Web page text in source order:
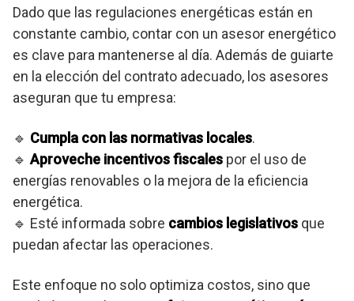
Dado que las regulaciones energéticas están en
constante cambio, contar con un asesor energético
es clave para mantenerse al día. Además de guiarte
en la elección del contrato adecuado, los asesores
aseguran que tu empresa:
🔹 Cumpla con las normativas locales.
🔹 Aproveche incentivos fiscales por el uso de
energías renovables o la mejora de la eficiencia
energética.
🔹 Esté informada sobre cambios legislativos que
puedan afectar las operaciones.
Este enfoque no solo optimiza costos, sino que